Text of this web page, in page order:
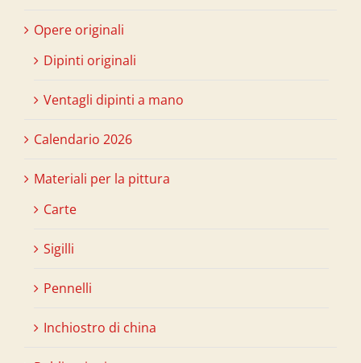
Opere originali
Dipinti originali
Ventagli dipinti a mano
Calendario 2026
Materiali per la pittura
Carte
Sigilli
Pennelli
Inchiostro di china